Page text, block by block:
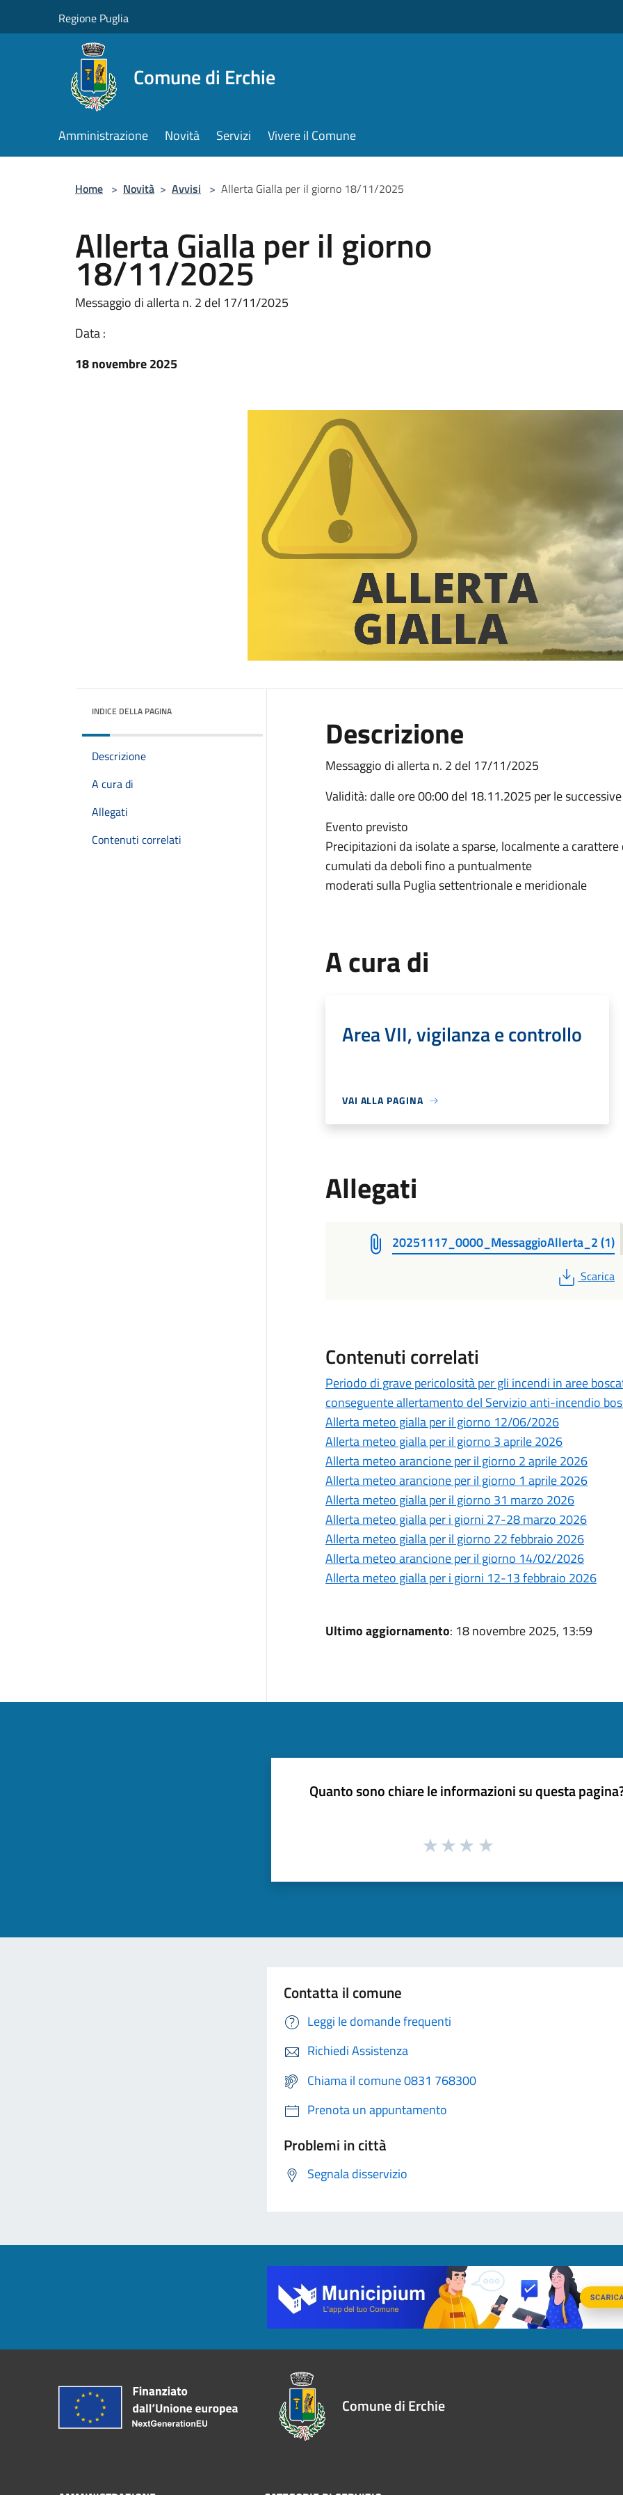
Regione Puglia
Comune di Erchie
Amministrazione Novità Servizi Vivere il Comune
Home > Novità > Avvisi > Allerta Gialla per il giorno 18/11/2025
Allerta Gialla per il giorno
18/11/2025
Messaggio di allerta n. 2 del 17/11/2025
Data :
18 novembre 2025
INDICE DELLA PAGINA
Descrizione
A cura di
Allegati
Contenuti correlati
Descrizione
Messaggio di allerta n. 2 del 17/11/2025
Validità: dalle ore 00:00 del 18.11.2025 per le
Evento previsto
Precipitazioni da isolate a sparse, localmente a
cumulati da deboli fino a puntualmente
moderati sulla Puglia settentrionale e meridionale
A cura di
Area VII, vigilanza e controllo
VAI ALLA PAGINA
Allegati
20251117_0000_MessaggioAllerta_2 (1)
PDF
Scarica
Contenuti correlati
Periodo di grave pericolosità per gli incendi in aree
conseguente allertamento del Servizio anti-incendio
Allerta meteo gialla per il giorno 12/06/2026
Allerta meteo gialla per il giorno 3 aprile 2026
Allerta meteo arancione per il giorno 2 aprile 2026
Allerta meteo arancione per il giorno 1 aprile 2026
Allerta meteo gialla per il giorno 31 marzo 2026
Allerta meteo gialla per i giorni 27-28 marzo 2026
Allerta meteo gialla per il giorno 22 febbraio 2026
Allerta meteo arancione per il giorno 14/02/2026
Allerta meteo gialla per i giorni 12-13 febbraio 2026
Ultimo aggiornamento: 18 novembre 2025, 13:59
Quanto sono chiare le informazioni su questa
Contatta il comune
Leggi le domande frequenti
Richiedi Assistenza
Chiama il comune 0831 768300
Prenota un appuntamento
Problemi in città
Segnala disservizio
Comune di Erchie